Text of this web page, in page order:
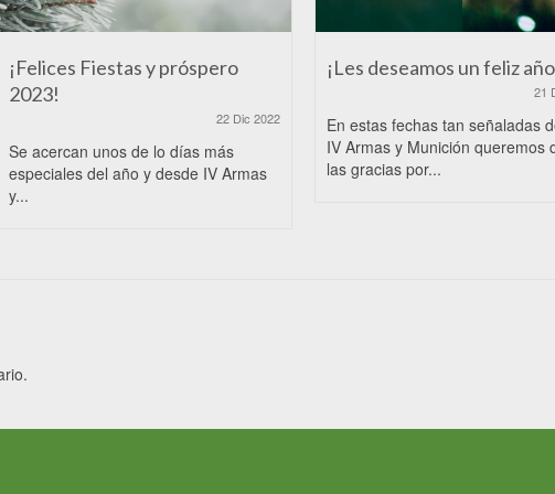
¡Felices Fiestas y próspero
2023!
22 Dic 2022
Se acercan unos de lo días más
especiales del año y desde IV Armas
y...
¡Les deseamos un feliz
21
En estas fechas tan señaladas
IV Armas y Munición queremos
las gracias por...